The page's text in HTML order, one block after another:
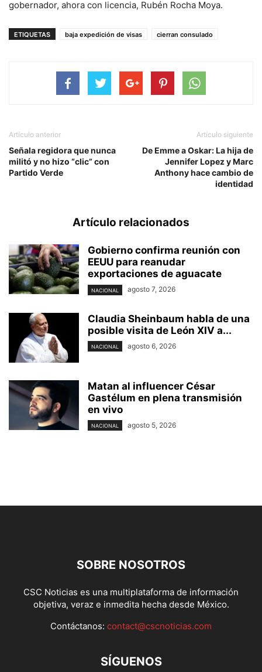
gobernador, ahora con licencia, Rubén Rocha Moya.
ETIQUETAS baja expedición de visas cierran consulado
Artículo anterior
Señala regidora que nunca
militó y no hizo “clic” con
Partido Verde
Artículo siguiente
De Emme a Oskar: La hija de
Jennifer Lopez y Marc
Anthony hace cambio de
identidad
Artículo relacionados
Gobierno confirma reunión con
EEUU para reanudar
exportaciones de aguacate
NACIONAL agosto 7, 2026
Claudia Sheinbaum habla de una
posible visita de León XIV a...
NACIONAL agosto 6, 2026
Matan al influencer César
Gastélum en plena transmisión
en vivo
NACIONAL agosto 5, 2026
SOBRE NOSOTROS
CSC Noticias es una multiplataforma de información
objetiva, veraz e inmedita hecha desde México.
Contáctanos: contact@cscnoticias.com
SÍGUENOS